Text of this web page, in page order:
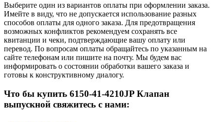
Выберите один из вариантов оплаты при оформлении заказа.
Имейте в виду, что не допускается использование разных
способов оплаты для одного заказа. Для предотвращения
возможных конфликтов рекомендуем сохранять все
квитанции и чеки, подтверждающие вашу оплату или
перевод. По вопросам оплаты обращайтесь по указанным на
сайте телефонам или пишите на почту. Мы будем вас
информировать о состоянии обработки вашего заказа и
готовы к конструктивному диалогу.
Что бы купить 6150-41-4210JP Клапан
выпускной свяжитесь с нами: